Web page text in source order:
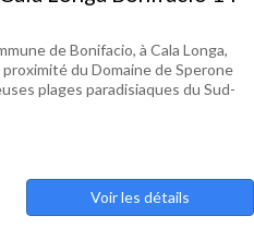
de Bonifacio, à Cala Longa,
du Domaine de Sperone
plages paradisiaques du Sud-
Voir les détails